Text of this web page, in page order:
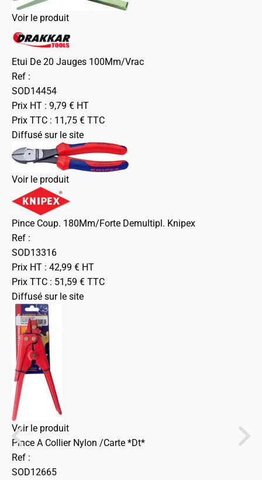
Voir le produit
Etui De 20 Jauges 100Mm/Vrac
Ref :
SOD14454
Prix HT : 9,79 € HT
Prix TTC : 11,75 € TTC
Diffusé sur le site
Voir le produit
Pince Coup. 180Mm/Forte Demultipl. Knipex
Ref :
SOD13316
Prix HT : 42,99 € HT
Prix TTC : 51,59 € TTC
Diffusé sur le site
Voir le produit
Pince A Collier Nylon /Carte *Dt*
Ref :
SOD12665